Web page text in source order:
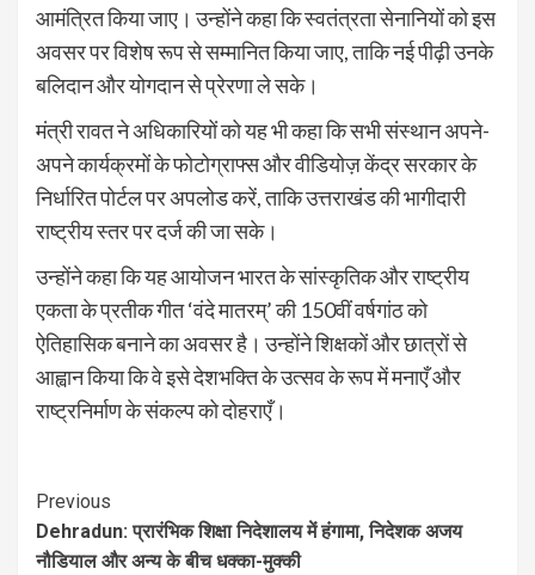
आमंत्रित किया जाए। उन्होंने कहा कि स्वतंत्रता सेनानियों को इस
अवसर पर विशेष रूप से सम्मानित किया जाए, ताकि नई पीढ़ी उनके
बलिदान और योगदान से प्रेरणा ले सके।
मंत्री रावत ने अधिकारियों को यह भी कहा कि सभी संस्थान अपने-
अपने कार्यक्रमों के फोटोग्राफ्स और वीडियोज़ केंद्र सरकार के
निर्धारित पोर्टल पर अपलोड करें, ताकि उत्तराखंड की भागीदारी
राष्ट्रीय स्तर पर दर्ज की जा सके।
उन्होंने कहा कि यह आयोजन भारत के सांस्कृतिक और राष्ट्रीय
एकता के प्रतीक गीत ‘वंदे मातरम्’ की 150वीं वर्षगांठ को
ऐतिहासिक बनाने का अवसर है। उन्होंने शिक्षकों और छात्रों से
आह्वान किया कि वे इसे देशभक्ति के उत्सव के रूप में मनाएँ और
राष्ट्रनिर्माण के संकल्प को दोहराएँ।
Continue
Reading
Previous
Dehradun: प्रारंभिक शिक्षा निदेशालय में हंगामा, निदेशक अजय
नौडियाल और अन्य के बीच धक्का-मुक्की